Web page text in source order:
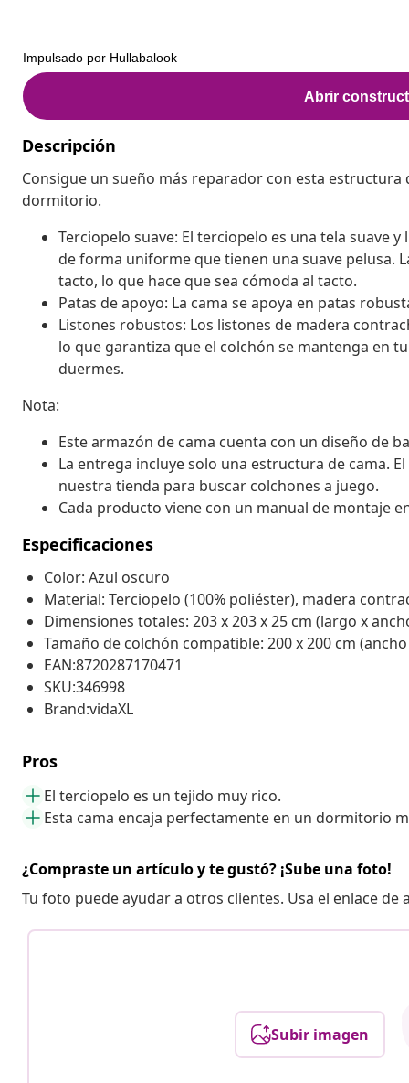
Descripción
Consigue un sueño más reparador con esta
dormitorio.
Terciopelo suave: El terciopelo es una tela suave
de forma uniforme que tienen una suave pelusa.
tacto, lo que hace que sea cómoda al tacto.
Patas de apoyo: La cama se apoya en patas
Listones robustos: Los listones de madera
lo que garantiza que el colchón se mantenga en
duermes.
Nota:
Este armazón de cama cuenta con un diseño de
La entrega incluye solo una estructura de cama.
nuestra tienda para buscar colchones a juego.
Cada producto viene con un manual de montaje
Especificaciones
Color: Azul oscuro
Material: Terciopelo (100% poliéster), madera
Dimensiones totales: 203 x 203 x 25 cm (largo x
Tamaño de colchón compatible: 200 x 200 cm
EAN:8720287170471
SKU:346998
Brand:vidaXL
Pros
El terciopelo es un tejido muy rico.
Esta cama encaja perfectamente en un dormitorio
¿Compraste un artículo y te gustó? ¡Sube una foto!
Tu foto puede ayudar a otros clientes. Usa el enlace de
Subir imagen